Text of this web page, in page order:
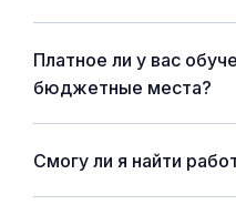
Платное ли у вас
бюджетные места?
Смогу ли я найти